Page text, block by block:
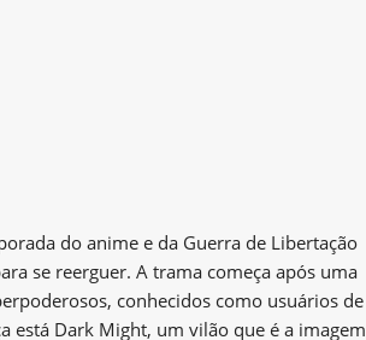
do anime e da Guerra de Libertação
se reerguer. A trama começa após uma
conhecidos como usuários de
está Dark Might, um vilão que é a imagem